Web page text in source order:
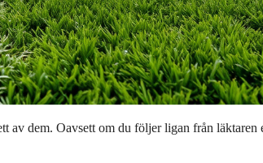
av dem. Oavsett om du följer ligan från läktaren